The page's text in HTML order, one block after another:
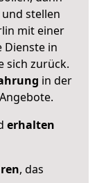
stellen
mit einer
Dienste in
sich zurück.
in der
erhalten
, das